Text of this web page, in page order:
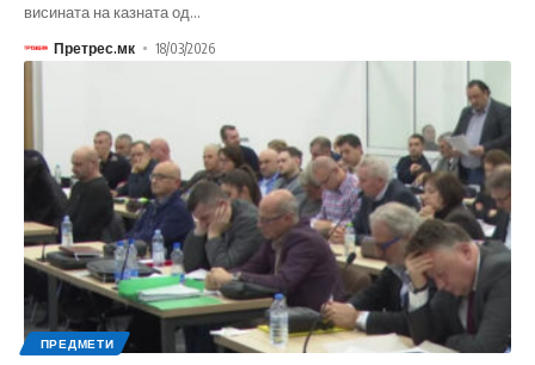
висината на казната од…
Претрес.мк 18/03/2026
ПРЕДМЕТИ